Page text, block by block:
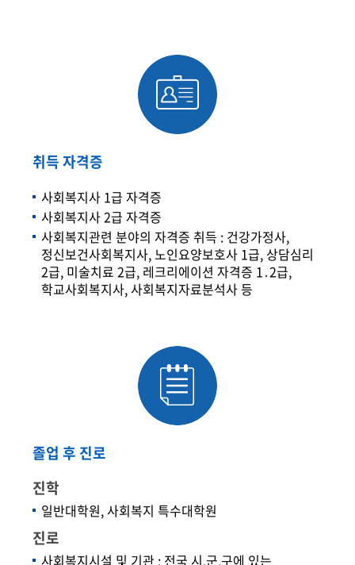
취득 자격증
사회복지사 1급 자격증
사회복지사 2급 자격증
사회복지관련 분야의 자격증 취득 : 건강가정사,
정신보건사회복지사, 노인요양보호사 1급, 상담심리
2급, 미술치료 2급, 레크리에이션 자격증 1․2급,
학교사회복지사, 사회복지자료분석사 등
졸업 후 진로
진학
일반대학원, 사회복지 특수대학원
진로
사회복지시설 및 기관 : 전국 시,군,구에 있는